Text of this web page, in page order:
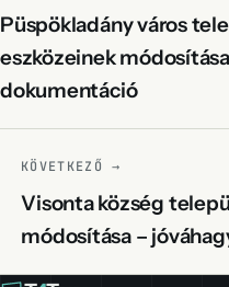
Püspökladány város
eszközeinek
dokumentáció
KÖVETKEZŐ →
Visonta község
módosítása –